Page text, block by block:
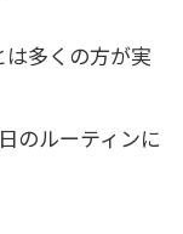
多くの方が実
のルーティンに